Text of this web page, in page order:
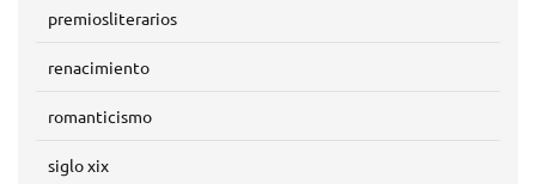
premiosliterarios
renacimiento
romanticismo
siglo xix